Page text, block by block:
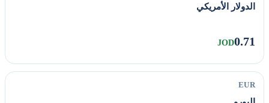
الدولار الأمريكي
0.71
JOD
EUR